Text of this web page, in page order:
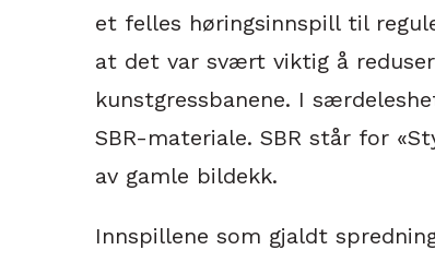
et felles høringsinnspill til
at det var svært viktig å
kunstgressbanene. I
SBR-materiale. SBR står for
av gamle bildekk.
Innspillene som gjaldt